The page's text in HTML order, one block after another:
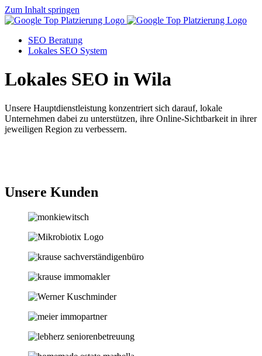
Zum Inhalt springen
SEO Beratung
Lokales SEO System
Lokales SEO in Wila
Unsere Hauptdienstleistung konzentriert sich darauf, lokale
Unternehmen dabei zu unterstützen, ihre Online-Sichtbarkeit in ihrer
jeweiligen Region zu verbessern.
Unsere Kunden